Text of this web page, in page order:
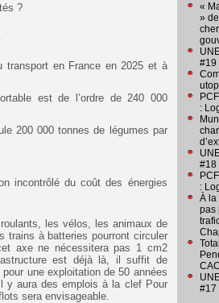
?
transport en France en 2025 et à
est de l’ordre de 240 000
200 000 tonnes de légumes par
incontrôlé du coût des énergies
les vélos, les animaux de
trains à batteries pourront circuler
axe ne nécessitera pas 1 cm2
est déjà là, il suffit de
une exploitation de 50 années
y aura des emplois à la clef Pour
sera envisageable.
«
»
#19
:
#18
:
À la
pas
#17